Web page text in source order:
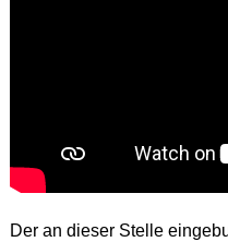
Der an dieser Stelle